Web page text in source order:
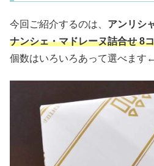
今回ご紹介するのは、 アンリシ
ナンシェ・マドレーヌ詰合せ 8
個数はいろいろあって選べます←